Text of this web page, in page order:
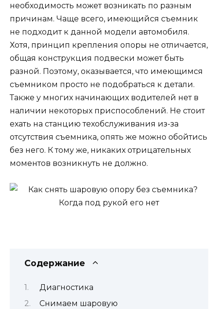
необходимость может возникать по разным
причинам. Чаще всего, имеющийся съемник
не подходит к данной модели автомобиля.
Хотя, принцип крепления опоры не отличается,
общая конструкция подвески может быть
разной. Поэтому, оказывается, что имеющимся
съемником просто не подобраться к детали.
Также у многих начинающих водителей нет в
наличии некоторых приспособлений. Не стоит
ехать на станцию техобслуживания из-за
отсутствия съемника, опять же можно обойтись
без него. К тому же, никаких отрицательных
моментов возникнуть не должно.
Содержание
Диагностика
Снимаем шаровую